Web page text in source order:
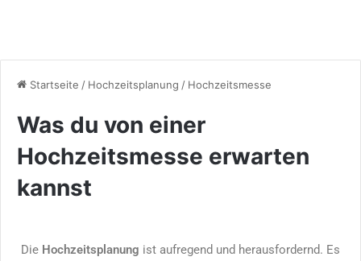
Startseite / Hochzeitsplanung / Hochzeitsmesse
Was du von einer
Hochzeitsmesse erwarten
kannst
Die Hochzeitsplanung ist aufregend und herausfordernd. Es